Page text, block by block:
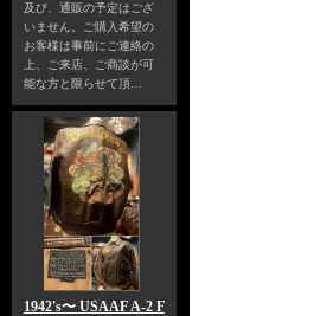
及び、通販の予定はござ
いません。ご購入希望の
お客様は事前にご連絡の
上、ご来店、ご商談が可
能な方と限らせて頂…
1942's〜 USAAF A-2 F